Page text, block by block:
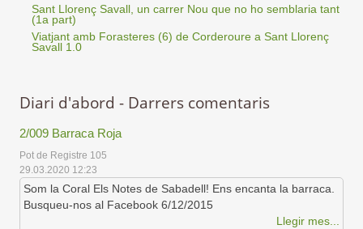
Sant Llorenç Savall, un carrer Nou que no ho semblaria tant
(1a part)
Viatjant amb Forasteres (6) de Corderoure a Sant Llorenç
Savall 1.0
Diari d'abord - Darrers comentaris
2/009 Barraca Roja
Pot de Registre 105
29.03.2020 12:23
Som la Coral Els Notes de Sabadell! Ens encanta la barraca.
Busqueu-nos al Facebook 6/12/2015
Llegir mes...